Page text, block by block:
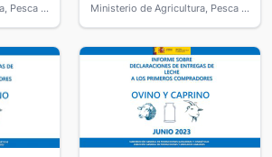
Ministerio de Agricultura, Pesca y Alimentación
Ministerio de Agricultura, Pesca y Alimentación